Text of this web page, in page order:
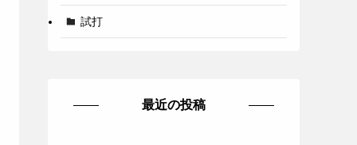
試打
最近の投稿